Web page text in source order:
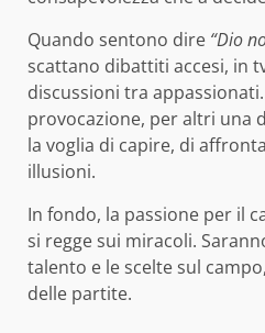
Quando sentono dire “Dio
scattano dibattiti accesi, in
discussioni tra
provocazione, per altri una
la voglia di capire, di
illusioni.
In fondo, la passione per il
si regge sui miracoli.
talento e le scelte sul
delle partite.